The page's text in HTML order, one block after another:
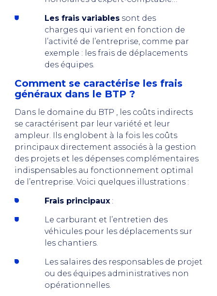
Les frais variables sont des
charges qui varient en fonction de
l’activité de l’entreprise, comme par
exemple : les frais de déplacements
des équipes.
Comment se caractérise les frais
généraux dans le BTP ?
Dans le domaine du BTP , les coûts indirects
se caractérisent par leur variété et leur
ampleur. Ils englobent à la fois les coûts
principaux directement associés à la gestion
des projets et les dépenses complémentaires
indispensables au fonctionnement optimal
de l’entreprise. Voici quelques illustrations :
Frais principaux :
Le carburant et l’entretien des
véhicules pour les déplacements sur
les chantiers.
Les salaires des responsables de projet
ou des équipes administratives non
opérationnelles.